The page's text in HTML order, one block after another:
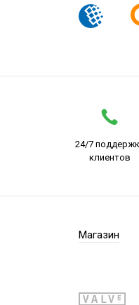
24/7
клиентов
Магазин